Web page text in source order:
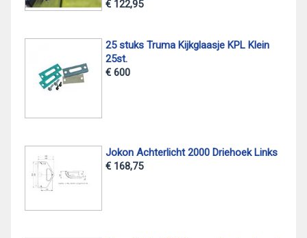
€ 122,95
25 stuks Truma Kijkglaasje KPL Klein
25st.
€ 600
Jokon Achterlicht 2000 Driehoek Links
€ 168,75